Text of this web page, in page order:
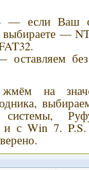
— если Ваш
—
оставляем
на
системы,
с Win 7.